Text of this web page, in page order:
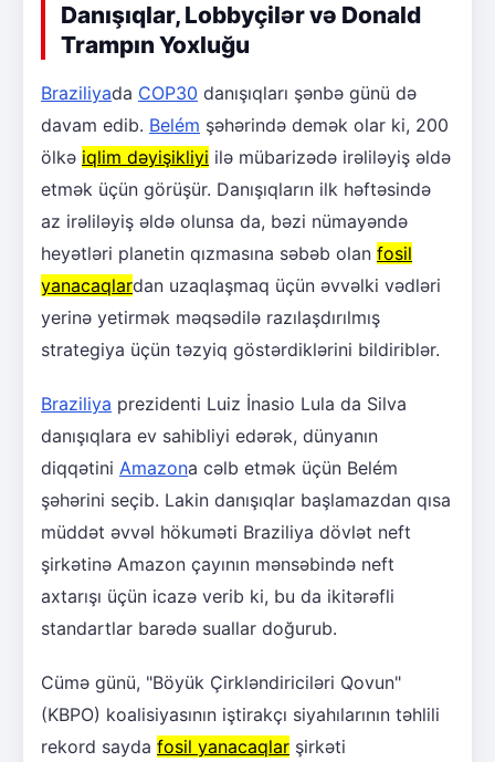
Danışıqlar, Lobbyçilər və Donald
Trampın Yoxluğu
Braziliyada COP30 danışıqları şənbə günü də
davam edib. Belém şəhərində demək olar ki, 200
ölkə iqlim dəyişikliyi ilə mübarizədə irəliləyiş əldə
etmək üçün görüşür. Danışıqların ilk həftəsində
az irəliləyiş əldə olunsa da, bəzi nümayəndə
heyətləri planetin qızmasına səbəb olan fosil
yanacaqlardan uzaqlaşmaq üçün əvvəlki vədləri
yerinə yetirmək məqsədilə razılaşdırılmış
strategiya üçün təzyiq göstərdiklərini bildiriblər.
Braziliya prezidenti Luiz İnasio Lula da Silva
danışıqlara ev sahibliyi edərək, dünyanın
diqqətini Amazona cəlb etmək üçün Belém
şəhərini seçib. Lakin danışıqlar başlamazdan qısa
müddət əvvəl hökuməti Braziliya dövlət neft
şirkətinə Amazon çayının mənsəbində neft
axtarışı üçün icazə verib ki, bu da ikitərəfli
standartlar barədə suallar doğurub.
Cümə günü, "Böyük Çirkləndiriciləri Qovun"
(KBPO) koalisiyasının iştirakçı siyahılarının təhlili
rekord sayda fosil yanacaqlar şirkəti